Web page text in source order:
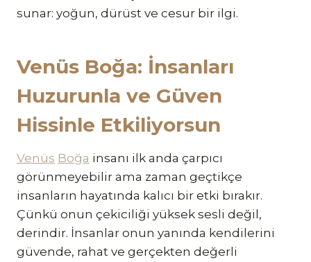
sunar: yoğun, dürüst ve cesur bir ilgi.
Venüs Boğa: İnsanları
Huzurunla ve Güven
Hissinle Etkiliyorsun
Venüs Boğa insanı ilk anda çarpıcı
görünmeyebilir ama zaman geçtikçe
insanların hayatında kalıcı bir etki bırakır.
Çünkü onun çekiciliği yüksek sesli değil,
derindir. İnsanlar onun yanında kendilerini
güvende, rahat ve gerçekten değerli